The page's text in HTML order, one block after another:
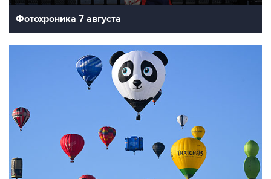
Фотохроника 7 августа